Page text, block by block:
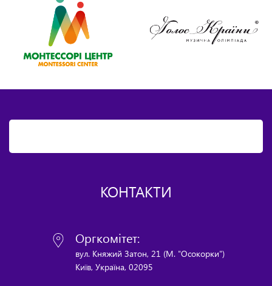
КОНТАКТИ
Оргкомітет:
вул. Княжий Затон, 21 (М. "Осокорки")
Київ, Україна, 02095